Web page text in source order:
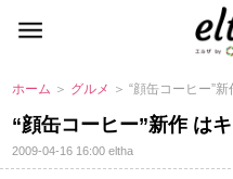
ホーム ＞ グルメ ＞ “顔缶コーヒー”
“顔缶コーヒー”新作 は
2009-04-16 16:00eltha